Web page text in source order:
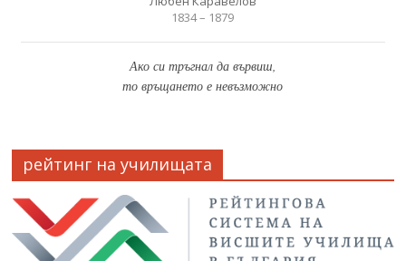
1834 – 1879
Ако си тръгнал да вървиш,
то връщането е невъзможно
рейтинг на училищата